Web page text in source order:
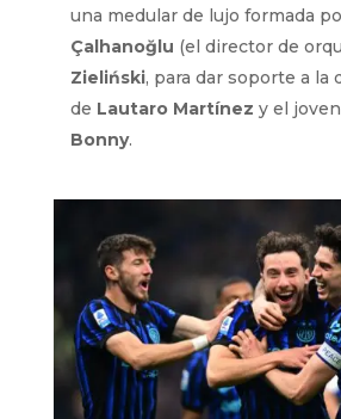
una medular de lujo formada
Çalhanoğlu (el director de
Zieliński, para dar soporte a la
de Lautaro Martínez y el joven
Bonny.